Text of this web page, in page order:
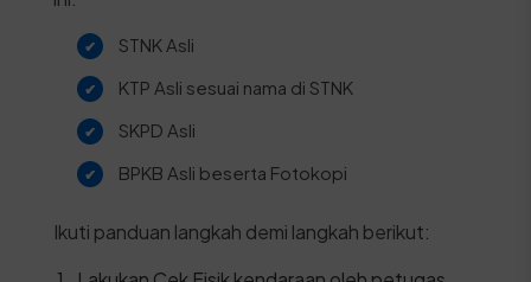
STNK Asli
KTP Asli sesuai nama di STNK
SKPD Asli
BPKB Asli beserta Fotokopi
Ikuti panduan langkah demi langkah berikut: